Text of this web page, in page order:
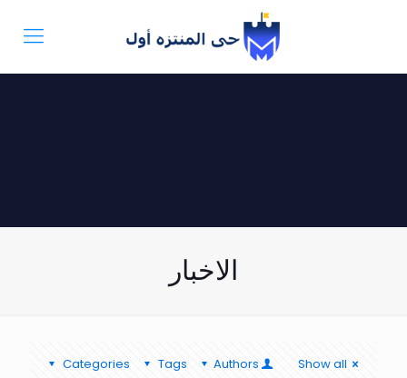
الاخبار
Categories Tags Authors Show all